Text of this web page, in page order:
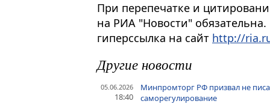
При перепечатке и
на РИА "Новости"
гиперссылка на сайт http://
Другие новости
05.06.2026
18:40
Минпромторг РФ призвал не
саморегулирование